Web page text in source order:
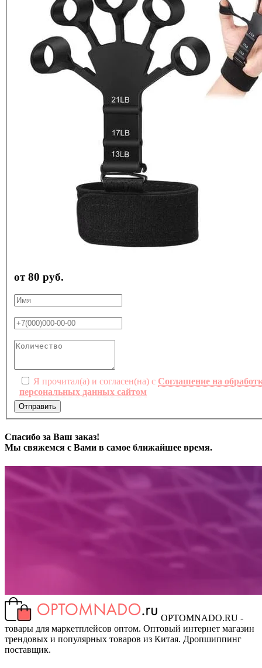
от 80 руб.
Я прочитал(а) и согласен(на) с Соглашение на
персональных данных сайтом
Отправить
Спасибо за Ваш заказ!
Мы свяжемся с Вами в самое ближайшее время.
OPTOMNADO.RU -
товары для маркетплейсов оптом. Оптовый интернет магазин
трендовых и популярных товаров из Китая. Дропшиппинг
поставщик.